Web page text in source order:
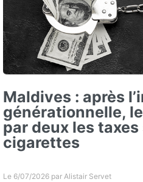
Maldives : après
générationnelle,
par deux les taxes
cigarettes
Le 6/07/2026 par Alistair Servet